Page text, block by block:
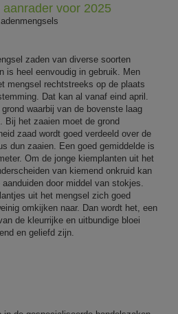
aanrader voor 2025
zaden van diverse soorten
is heel eenvoudig in gebruik. Men
mengsel rechtstreeks op de plaats
Dat kan al vanaf eind april.
waarbij van de bovenste laag
Bij het zaaien moet de grond
zaad wordt goed verdeeld over de
dun zaaien. Een goed gemiddelde is
Om de jonge kiemplanten uit het
van kiemend onkruid kan
door middel van stokjes.
uit het mengsel zich goed
omkijken naar. Dan wordt het, een
de kleurrijke en uitbundige bloei
en geliefd zijn.